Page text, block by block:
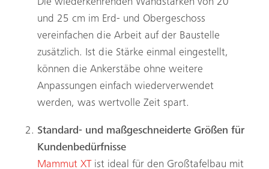
Die wiederkehrenden Wandstärken von 20
und 25 cm im Erd- und Obergeschoss
vereinfachen die Arbeit auf der Baustelle
zusätzlich. Ist die Stärke einmal eingestellt,
können die Ankerstäbe ohne weitere
Anpassungen einfach wiederverwendet
werden, was wertvolle Zeit spart.
Standard- und maßgeschneiderte Größen für
Kundenbedürfnisse
Mammut XT ist ideal für den Großtafelbau mit